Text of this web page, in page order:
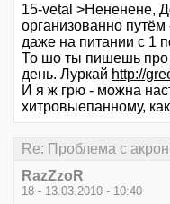
15-vetal >Нененене,
организованно
даже на питании с 1
То шо ты пишешь про
день. Луркай http://
И я ж грю - можна
хитровыепанному,
Re: Проблема с
RazZzoR
18 - 13.03.2010 - 10:40